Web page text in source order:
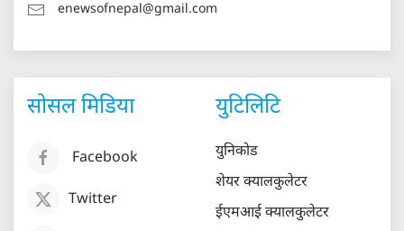
enewsofnepal@gmail.com
सोसल मिडिया
Facebook
Twitter
युटिलिटि
युनिकोड
शेयर क्यालकुलेटर
ईएमआई क्यालकुलेटर